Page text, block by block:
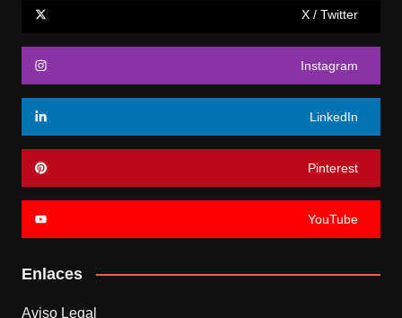
X / Twitter
Instagram
LinkedIn
Pinterest
YouTube
Enlaces
Aviso Legal